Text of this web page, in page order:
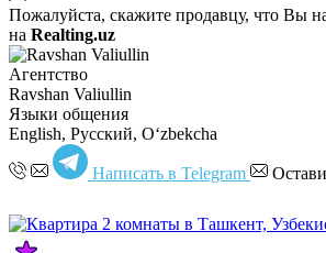
Пожалуйста, скажите продавцу, что Вы
на Realting.uz
Агентство
Ravshan Valiullin
Языки общения
English, Русский, Oʻzbekcha
Написать в Telegram